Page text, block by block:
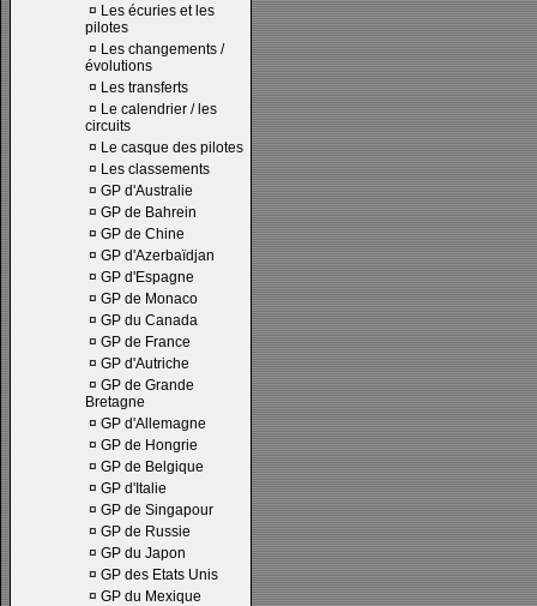
¤ Les écuries et les
pilotes
¤ Les changements /
évolutions
¤ Les transferts
¤ Le calendrier / les
circuits
¤ Le casque des pilotes
¤ Les classements
¤ GP d'Australie
¤ GP de Bahrein
¤ GP de Chine
¤ GP d'Azerbaïdjan
¤ GP d'Espagne
¤ GP de Monaco
¤ GP du Canada
¤ GP de France
¤ GP d'Autriche
¤ GP de Grande
Bretagne
¤ GP d'Allemagne
¤ GP de Hongrie
¤ GP de Belgique
¤ GP d'Italie
¤ GP de Singapour
¤ GP de Russie
¤ GP du Japon
¤ GP des Etats Unis
¤ GP du Mexique